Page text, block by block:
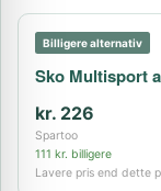
Billigere alternativ
Sko Multisport
kr. 226
Spartoo
111 kr. billigere
Lavere pris end dette